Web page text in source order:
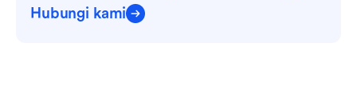
Hubungi kami